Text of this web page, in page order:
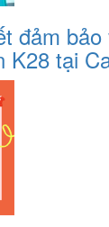
đảm
K28 tại